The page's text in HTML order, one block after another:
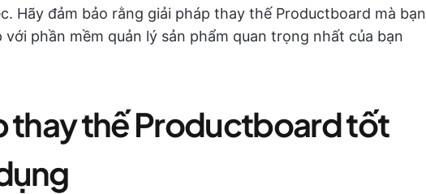
Hãy đảm bảo rằng giải pháp thay thế Productboard mà bạn
phần mềm quản lý sản phẩm quan trọng nhất của bạn
thay thế Productboard tốt